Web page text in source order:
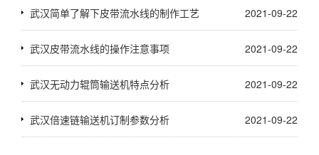
武汉简单了解下皮带流水线的制作工艺 2021-09-22
武汉皮带流水线的操作注意事项 2021-09-22
武汉无动力辊筒输送机特点分析 2021-09-22
武汉倍速链输送机订制参数分析 2021-09-22